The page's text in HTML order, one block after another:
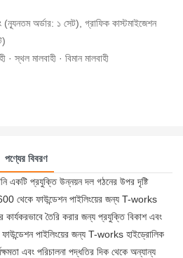
(ন্যূনতম অর্ডার: ১ সেট), গ্রাফিক কাস্টমাইজেশন
· স্থল মালবাহী · বিমান মালবাহী
পণ্যের বিবরণ
একটি প্রযুক্তি উন্নয়ন দল গঠনের উপর দৃষ্টি
থেকে ফাউন্ডেশন পাইলিংয়ের জন্য T-works
কার্যকরভাবে তৈরি করার জন্য প্রযুক্তি বিকাশ এবং
পাইলিংয়ের জন্য T-works হাইড্রোলিক
এবং পরিচালনা পদ্ধতির দিক থেকে অন্যান্য